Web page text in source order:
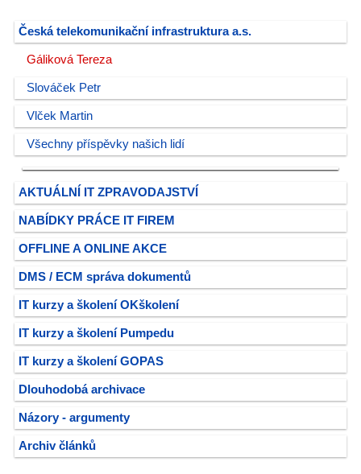
Česká telekomunikační infrastruktura a.s.
Gáliková Tereza
Slováček Petr
Vlček Martin
Všechny příspěvky našich lidí
AKTUÁLNÍ IT ZPRAVODAJSTVÍ
NABÍDKY PRÁCE IT FIREM
OFFLINE A ONLINE AKCE
DMS / ECM správa dokumentů
IT kurzy a školení OKškolení
IT kurzy a školení Pumpedu
IT kurzy a školení GOPAS
Dlouhodobá archivace
Názory - argumenty
Archiv článků